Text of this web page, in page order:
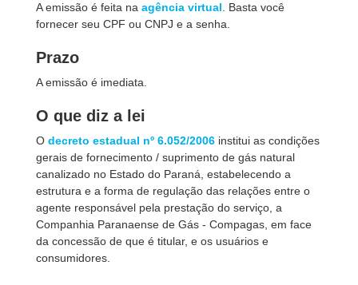
A emissão é feita na agência virtual . Basta você
fornecer seu CPF ou CNPJ e a senha.
Prazo
A emissão é imediata.
O que diz a lei
O decreto estadual nº 6.052/2006 institui as condições
gerais de fornecimento / suprimento de gás natural
canalizado no Estado do Paraná, estabelecendo a
estrutura e a forma de regulação das relações entre o
agente responsável pela prestação do serviço, a
Companhia Paranaense de Gás - Compagas, em face
da concessão de que é titular, e os usuários e
consumidores.